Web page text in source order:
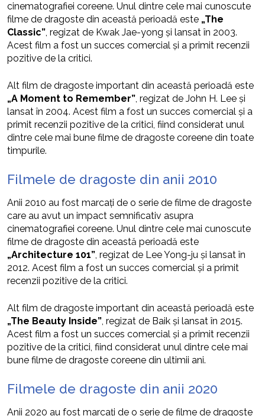
cinematografiei coreene. Unul dintre cele mai cunoscute
filme de dragoste din această perioadă este „The
Classic”, regizat de Kwak Jae-yong și lansat în 2003.
Acest film a fost un succes comercial și a primit recenzii
pozitive de la critici.
Alt film de dragoste important din această perioadă este
„A Moment to Remember”, regizat de John H. Lee și
lansat în 2004. Acest film a fost un succes comercial și a
primit recenzii pozitive de la critici, fiind considerat unul
dintre cele mai bune filme de dragoste coreene din toate
timpurile.
Filmele de dragoste din anii 2010
Anii 2010 au fost marcați de o serie de filme de dragoste
care au avut un impact semnificativ asupra
cinematografiei coreene. Unul dintre cele mai cunoscute
filme de dragoste din această perioadă este
„Architecture 101”, regizat de Lee Yong-ju și lansat în
2012. Acest film a fost un succes comercial și a primit
recenzii pozitive de la critici.
Alt film de dragoste important din această perioadă este
„The Beauty Inside”, regizat de Baik și lansat în 2015.
Acest film a fost un succes comercial și a primit recenzii
pozitive de la critici, fiind considerat unul dintre cele mai
bune filme de dragoste coreene din ultimii ani.
Filmele de dragoste din anii 2020
Anii 2020 au fost marcați de o serie de filme de dragoste